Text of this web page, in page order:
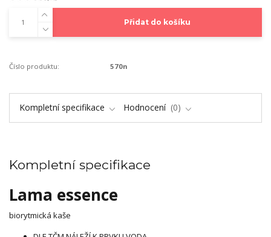
Přidat do košíku
Číslo produktu: 570n
Kompletní specifikace Hodnocení 0
Kompletní specifikace
Lama essence
biorytmická kaše